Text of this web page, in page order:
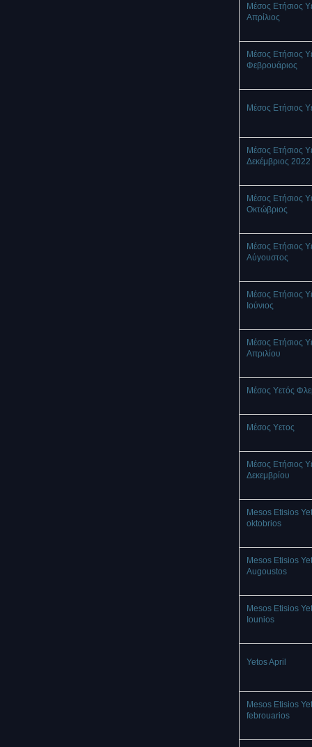
Μέσος Ετήσιος
Απρίλιος
Μέσος Ετήσιος
Φεβρουάριος
Μέσος Ετήσιος
Μέσος Ετήσιος
Δεκέμβριος 2022
Μέσος Ετήσιος
Οκτώβριος
Μέσος Ετήσιος
Αύγουστος
Μέσος Ετήσιος
Ιούνιος
Μέσος Ετήσιος
Απριλίου
Μέσος Υετός
Mέσος Υετος
Μέσος Ετήσιος
Δεκεμβρίου
Mesos Etisios
oktobrios
Mesos Etisios
Augoustos
Mesos Etisios
Iounios
Yetos April
Mesos Etisios
febrouarios